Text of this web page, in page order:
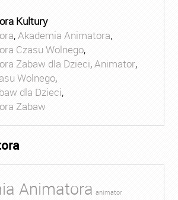
Kultury
,Akademia Animatora,
Czasu Wolnego,
Zabaw dla Dzieci,Animator,
Wolnego,
dla Dzieci,
Zabaw
Animatora animator